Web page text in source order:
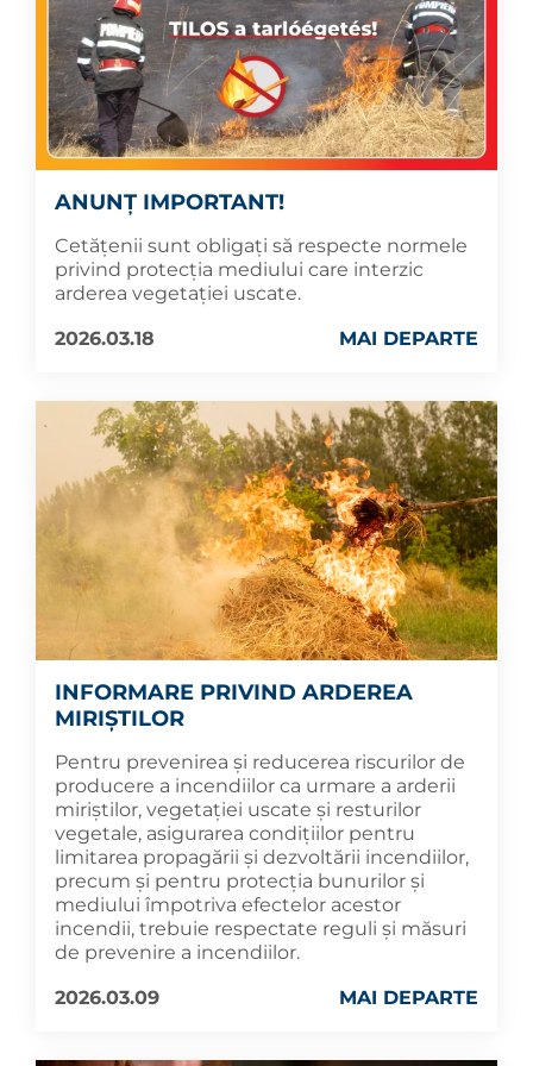
ANUNȚ IMPORTANT!
Cetățenii sunt obligați să respecte normele
privind protecția mediului care interzic
arderea vegetației uscate.
2026.03.18
MAI DEPARTE
INFORMARE PRIVIND ARDEREA
MIRIȘTILOR
Pentru prevenirea și reducerea riscurilor de
producere a incendiilor ca urmare a arderii
miriștilor, vegetației uscate și resturilor
vegetale, asigurarea condițiilor pentru
limitarea propagării și dezvoltării incendiilor,
precum și pentru protecția bunurilor și
mediului împotriva efectelor acestor
incendii, trebuie respectate reguli și măsuri
de prevenire a incendiilor.
2026.03.09
MAI DEPARTE